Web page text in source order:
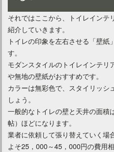
それではここから、トイレインテ
紹介していきます。
トイレの印象を左右させる「壁
す。
モダンスタイルのトイレインテリ
や無地の壁紙がおすすめです。
カラーは無彩色で、スタイリッシ
しょう。
一般的なトイレの壁と天井の面積
帖）ほどになります。
業者に依頼して張り替えていく場
よそ25，000～45，000円の費用